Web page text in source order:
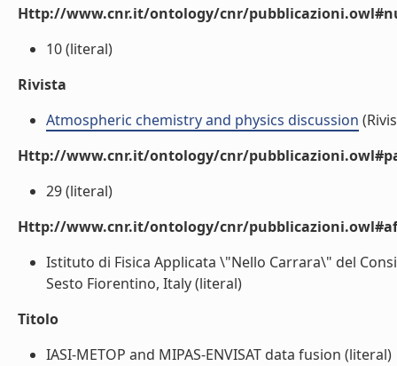
Http://www.cnr.it/ontology/cnr/
10 (literal)
Rivista
Atmospheric chemistry and physics discussion
Http://www.cnr.it/ontology/cnr/
29 (literal)
Http://www.cnr.it/ontology/cnr/
Istituto di Fisica Applicata \"Nello Carrara\" del
Sesto Fiorentino, Italy (literal)
Titolo
IASI-METOP and MIPAS-ENVISAT data fusion (literal)